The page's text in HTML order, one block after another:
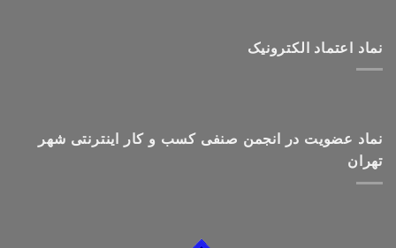
نماد اعتماد الکترونیک
نماد عضویت در انجمن صنفی کسب و کار اینترنتی شهر
تهران